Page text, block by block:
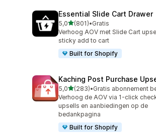
Essential Slide Cart Drawer
5,0van 5 sterren
(801)
801 recensies in totaal
•Gratis
Verhoog AOV met Slide Cart
sticky add to cart
Built for Shopify
Kaching Post Purchase
5,0van 5 sterren
(283)
283 recensies in totaal
•
Verhoog de AOV via 1-click
upsells en aanbiedingen op de
bedankpagina
Built for Shopify